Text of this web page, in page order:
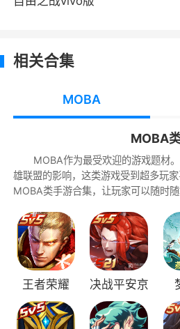
人类联邦国家之间的战争，
我的连招，无人能破!
流过血的人生，倍显灿
别让他人知道你的心中
我从来不打女人，但这
每一次我都不知道怎么
个英雄背景，但是洛克背景
来混字数了
相关合集
MOBA
MOBA
MOBA作为最受欢迎的游戏题材
雄联盟的影响，这类游戏受到超多玩
MOBA类手游合集，让玩家可以随时
王者荣耀 决战平安京